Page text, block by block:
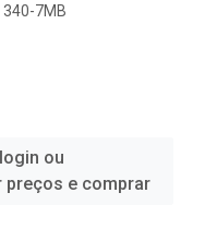
340-7MB
ou
preços e comprar